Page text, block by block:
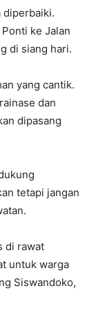
diperbaiki.
ke Jalan
di siang hari.
yang cantik.
dan
dipasang
tetapi jangan
di rawat
untuk warga
Siswandoko,